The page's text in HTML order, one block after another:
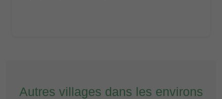
Autres villages dans les environs